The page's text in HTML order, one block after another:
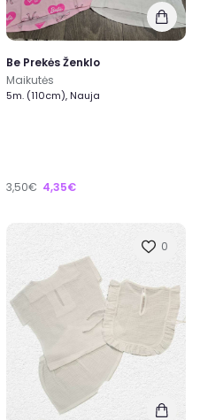
Be Prekės Ženklo
Maikutės
5m. (110cm), Nauja
3,50€ 4,35€
0